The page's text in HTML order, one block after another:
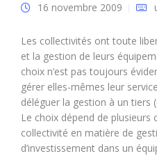
16 novembre 2009
Les collectivités ont toute
et la gestion de leurs
choix n’est pas toujours
gérer elles-mêmes leur
déléguer la gestion à un tiers
Le choix dépend de plusieurs
collectivité en matière de
d’investissement dans un